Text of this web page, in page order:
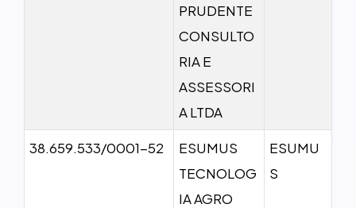
PRUDENTE
CONSULTO
RIA E
ASSESSORI
A LTDA
38.659.533/0001-52
ESUMUS
TECNOLOG
IA AGRO
ESUMU
S